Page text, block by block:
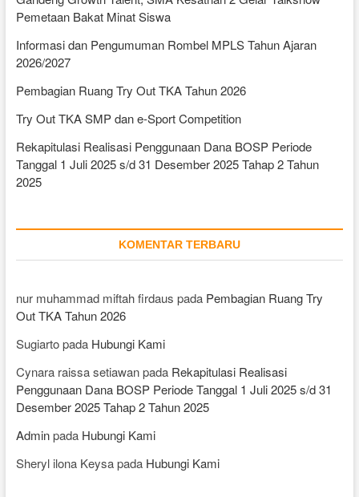
Pemetaan Bakat Minat Siswa
Informasi dan Pengumuman Rombel MPLS Tahun Ajaran
2026/2027
Pembagian Ruang Try Out TKA Tahun 2026
Try Out TKA SMP dan e-Sport Competition
Rekapitulasi Realisasi Penggunaan Dana BOSP Periode
Tanggal 1 Juli 2025 s/d 31 Desember 2025 Tahap 2 Tahun
2025
KOMENTAR TERBARU
nur muhammad miftah firdaus pada Pembagian Ruang Try
Out TKA Tahun 2026
Sugiartopada Hubungi Kami
Cynara raissa setiawanpada Rekapitulasi Realisasi
Penggunaan Dana BOSP Periode Tanggal 1 Juli 2025 s/d 31
Desember 2025 Tahap 2 Tahun 2025
Adminpada Hubungi Kami
Sheryl ilona Keysapada Hubungi Kami